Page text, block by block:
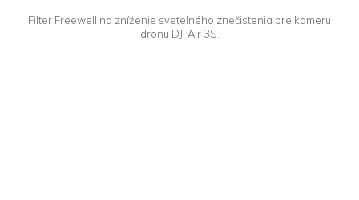
Filter Freewell na zníženie svetelného znečistenia pre kameru
dronu DJI Air 3S.